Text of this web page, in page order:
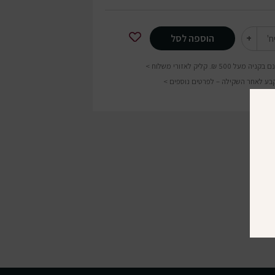
יח' + הוספה לסל
מעל 500 ₪.
קליק לאזורי משלוח >
לאחר השקילה – לפרטים נוספים >